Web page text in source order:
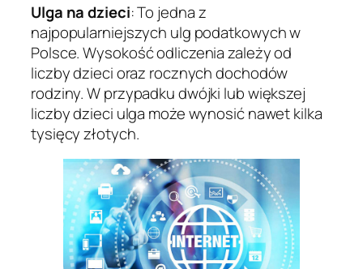
Ulga na dzieci: To jedna z
najpopularniejszych ulg podatkowych w
Polsce. Wysokość odliczenia zależy od
liczby dzieci oraz rocznych dochodów
rodziny. W przypadku dwójki lub większej
liczby dzieci ulga może wynosić nawet kilka
tysięcy złotych.